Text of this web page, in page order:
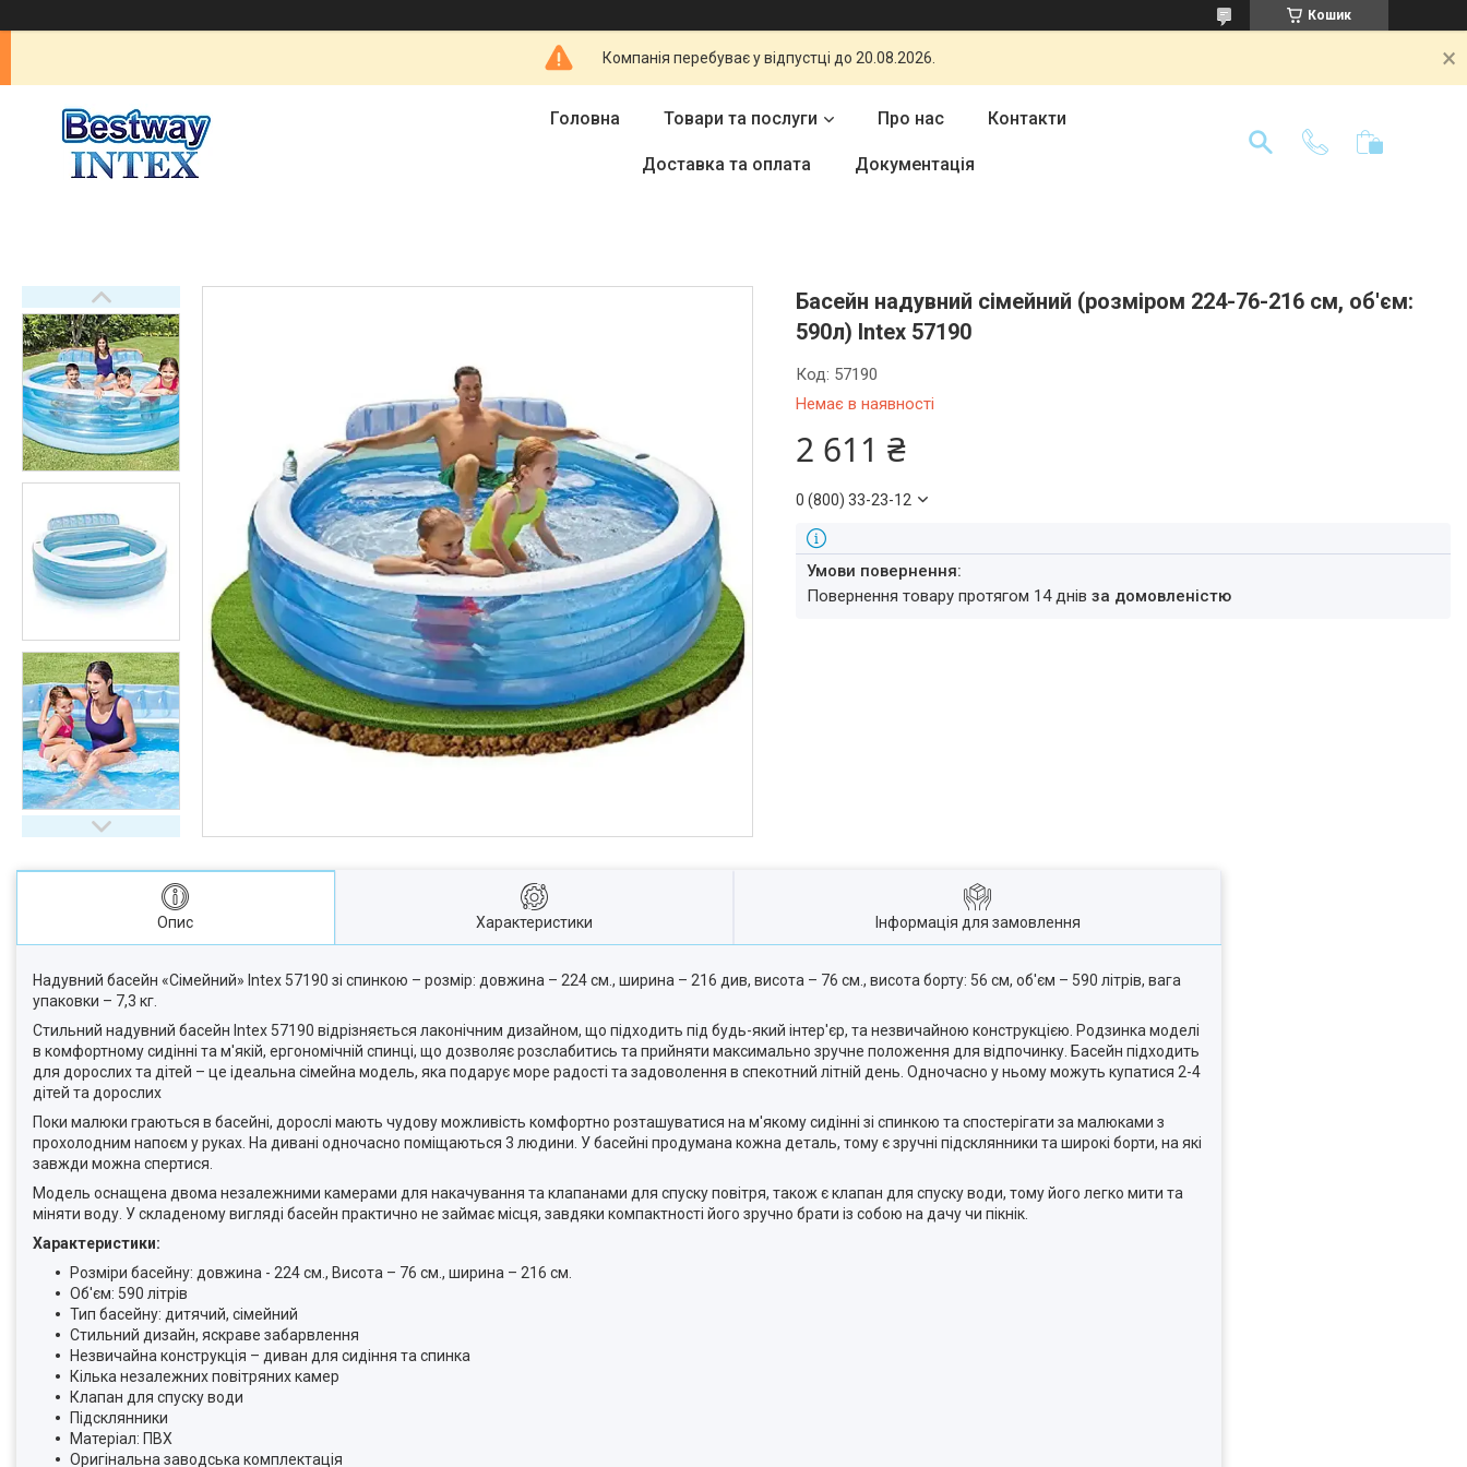
Кошик
Компанія перебуває у відпустці до 20.08.2026.
Головна Товари та послуги Про нас Контакти
Доставка та оплата Документація
Басейн надувний сімейний (розміром 224-76-216 см, об'єм:
590л) Intex 57190
Немає в наявності
Код: 57190
2 611 ₴
0 (800) 33-23-12
повернення товару протягом 14 днівза домовленістю
Опис Характеристики Інформація для замовлення
Надувний басейн «Сімейний» Intex 57190 зі спинкою – розмір: довжина – 224 см., ширина – 216 див, висота – 76 см., висота борту: 56 см, об'єм – 590 літрів, вага
упаковки – 7,3 кг.
Стильний надувний басейн Intex 57190 відрізняється лаконічним дизайном, що підходить під будь-який інтер'єр, та незвичайною конструкцією. Родзинка моделі
в комфортному сидінні та м'якій, ергономічній спинці, що дозволяє розслабитись та прийняти максимально зручне положення для відпочинку. Басейн підходить
для дорослих та дітей – це ідеальна сімейна модель, яка подарує море радості та задоволення в спекотний літній день. Одночасно у ньому можуть купатися 2-4
дітей та дорослих
Поки малюки граються в басейні, дорослі мають чудову можливість комфортно розташуватися на м'якому сидінні зі спинкою та спостерігати за малюками з
прохолодним напоєм у руках. На дивані одночасно поміщаються 3 людини. У басейні продумана кожна деталь, тому є зручні підсклянники та широкі борти, на які
завжди можна спертися.
Модель оснащена двома незалежними камерами для накачування та клапанами для спуску повітря, також є клапан для спуску води, тому його легко мити та
міняти воду. У складеному вигляді басейн практично не займає місця, завдяки компактності його зручно брати із собою на дачу чи пікнік.
Характеристики:
Розміри басейну: довжина - 224 см., Висота – 76 см., ширина – 216 см.
Об'єм: 590 літрів
Тип басейну: дитячий, сімейний
Стильний дизайн, яскраве забарвлення
Незвичайна конструкція – диван для сидіння та спинка
Кілька незалежних повітряних камер
Клапан для спуску води
Підсклянники
Матеріал: ПВХ
Оригінальна заводська комплектація